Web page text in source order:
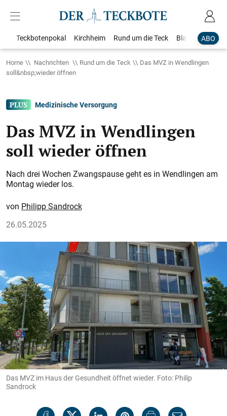
ABO
Teckbotenpokal Kirchheim Rund um die Teck Blaulicht
Home Nachrichten Rund um die Teck
Das MVZ in Wendlingen
soll&nbsp;wieder öffnen
Medizinische Versorgung
Das MVZ in Wendlingen
soll wieder öffnen
Nach drei Wochen Zwangspause geht es in Wendlingen am
Montag wieder los.
Philipp Sandrock
26.05.2025
Das MVZ im Haus der Gesundheit öffnet wieder. Foto: Philip
Sandrock